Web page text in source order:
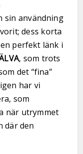
sin användning
dess korta
perfekt länk i
, som trots
det “fina”
har vi
som
när utrymmet
där den